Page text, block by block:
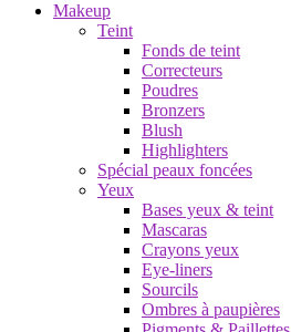
Makeup
Teint
Fonds de teint
Correcteurs
Poudres
Bronzers
Blush
Highlighters
Spécial peaux foncées
Yeux
Bases yeux & teint
Mascaras
Crayons yeux
Eye-liners
Sourcils
Ombres à paupières